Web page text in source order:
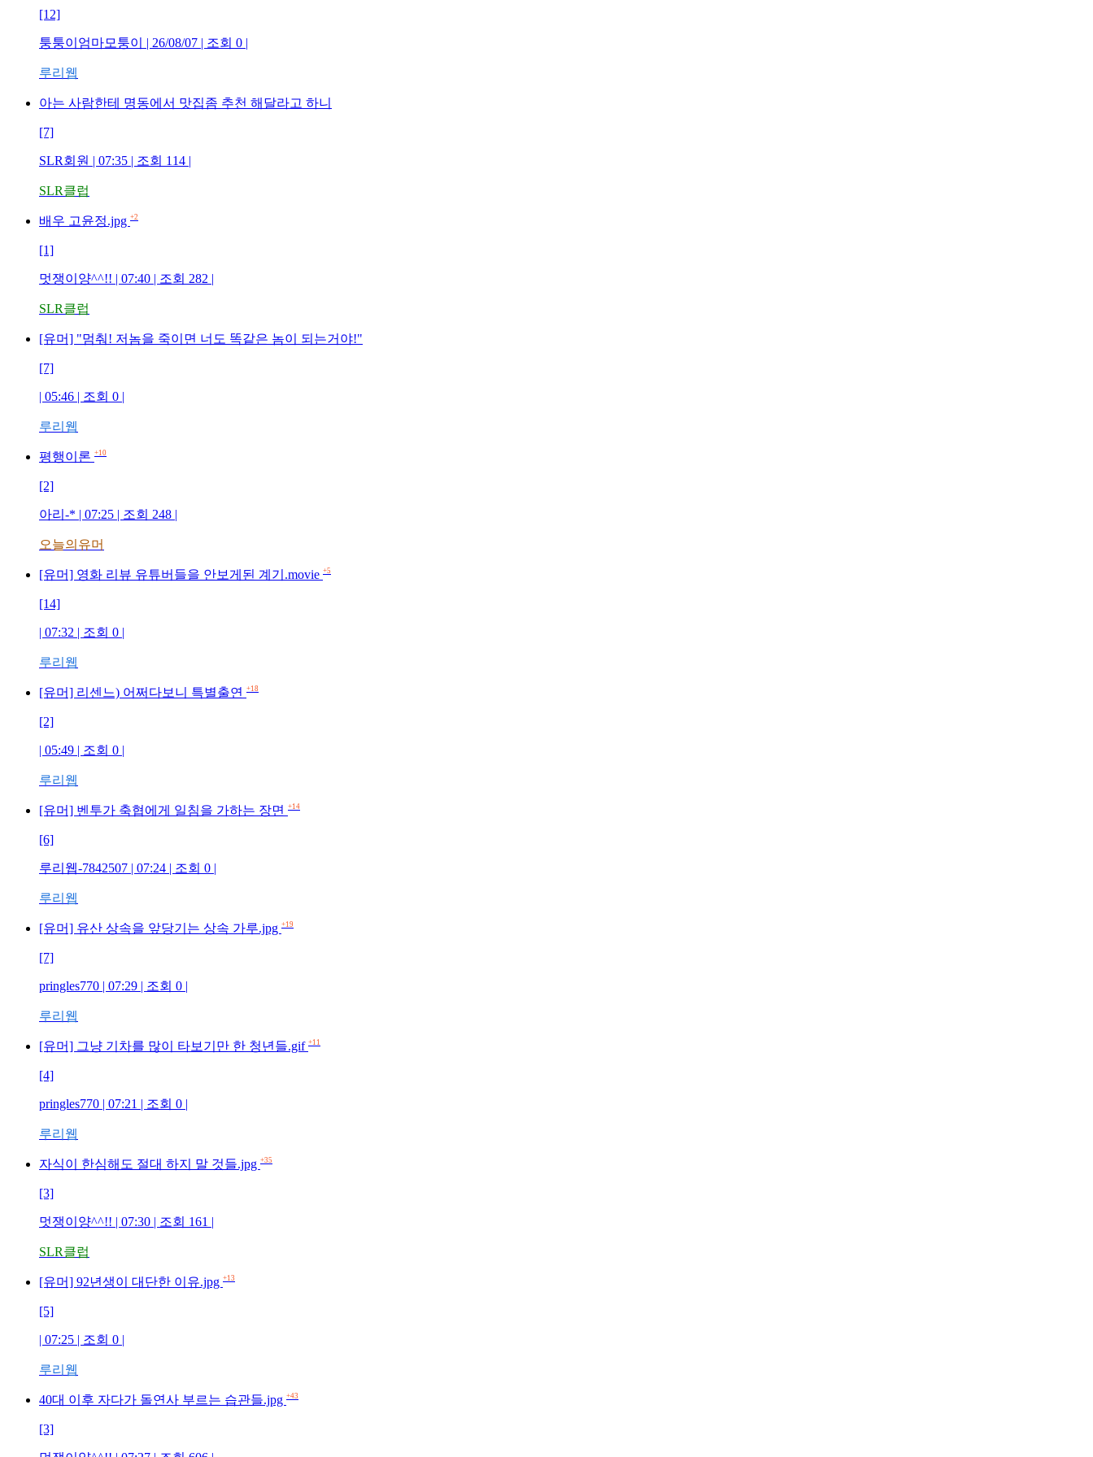
[12]
퉁퉁이엄마모퉁이 | 26/08/07 | 조회 0 |
루리웹
아는 사람한테 명동에서 맛집좀 추천 해달라고 하니
[7]
SLR회원 | 07:35 | 조회 114 |
SLR클럽
배우 고윤정.jpg +2
[1]
멋쟁이양^^!! | 07:40 | 조회 282 |
SLR클럽
[유머] "멈춰! 저놈을 죽이면 너도 똑같은 놈이 되는거야!"
[7]
| 05:46 | 조회 0 |
루리웹
평행이론 +10
[2]
아리-* | 07:25 | 조회 248 |
오늘의유머
[유머] 영화 리뷰 유튜버들을 안보게된 계기.movie +5
[14]
| 07:32 | 조회 0 |
루리웹
[유머] 리센느) 어쩌다보니 특별출연 +18
[2]
| 05:49 | 조회 0 |
루리웹
[유머] 벤투가 축협에게 일침을 가하는 장면 +14
[6]
루리웹-7842507 | 07:24 | 조회 0 |
루리웹
[유머] 유산 상속을 앞당기는 상속 가루.jpg +19
[7]
pringles770 | 07:29 | 조회 0 |
루리웹
[유머] 그냥 기차를 많이 타보기만 한 청년들.gif +11
[4]
pringles770 | 07:21 | 조회 0 |
루리웹
자식이 한심해도 절대 하지 말 것들.jpg +35
[3]
멋쟁이양^^!! | 07:30 | 조회 161 |
SLR클럽
[유머] 92년생이 대단한 이유.jpg +13
[5]
| 07:25 | 조회 0 |
루리웹
40대 이후 자다가 돌연사 부르는 습관들.jpg +43
[3]